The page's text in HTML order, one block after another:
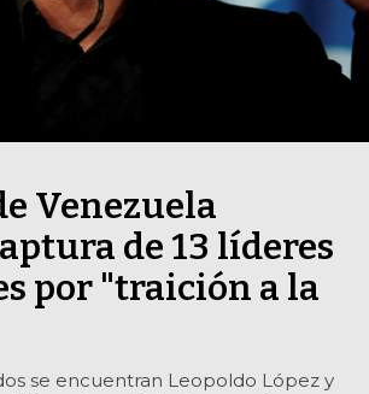
Venezuela
de 13 líderes
por "traición a la
se encuentran Leopoldo López y